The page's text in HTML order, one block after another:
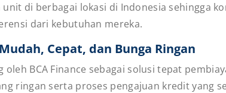
unit di berbagai lokasi di Indonesia sehingga
dari kebutuhan mereka.
Cepat, dan Bunga Ringan
oleh BCA Finance sebagai solusi tepat
ringan serta proses pengajuan kredit yang